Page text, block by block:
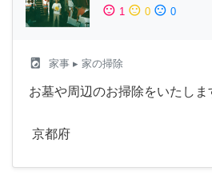
sentiment_satisfied 1 sentiment_neutral 0 sentiment_dissatisfied 0
local_laundry_service 家事 ▸ 家の掃除
お墓や周辺のお掃除をいたしま
京都府